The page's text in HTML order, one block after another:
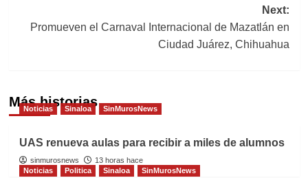
Next:
Promueven el Carnaval Internacional de Mazatlán en
Ciudad Juárez, Chihuahua
Más historias
Noticias Sinaloa SinMurosNews
UAS renueva aulas para recibir a miles de alumnos
sinmurosnews
13 horas hace
Noticias
Politica Sinaloa SinMurosNews